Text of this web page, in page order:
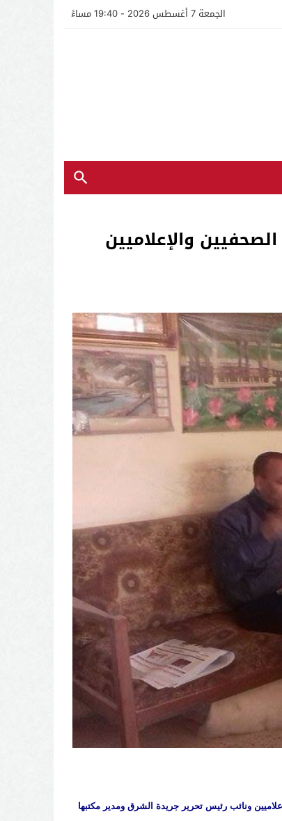
الجمعة 7 أغسطس 2026 - 19:40 مساءً
والإعلاميين
ونائب رئيس تحرير جريدة الشرق ومدير مكتبها